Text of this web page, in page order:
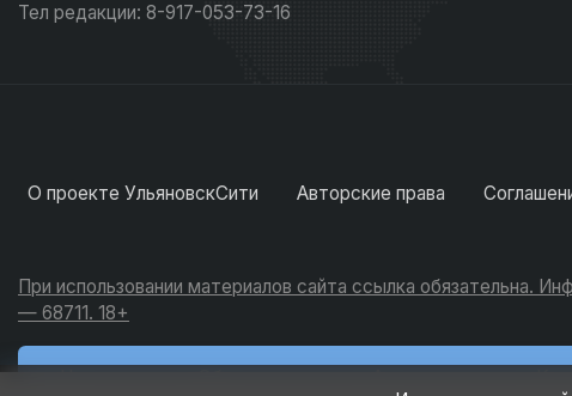
Тел редакции: 8-917-053-73-16
О проекте УльяновскСити Авторские права
При использовании материалов сайта ссылка обязательна.
— 68711. 18+